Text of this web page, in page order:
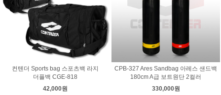
컨텐더 Sports bag 스포츠백 라지
더플백 CGE-818
42,000원
CPB-327 Ares Sandbag 아레스 샌드백
180cm A급 보트원단 2컬러
330,000원